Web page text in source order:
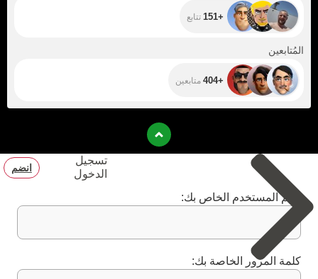
+151 تتابع
المُتابعين
+404 متابعين
تسجيل
الدخول
انضم
اسم المستخدم الخاص بك:
كلمة المرور الخاصة بك: